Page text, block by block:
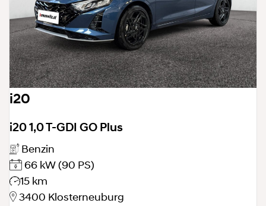
i20
i20 1,0 T-GDI GO Plus
Benzin
66 kW(90 PS)
15 km
3400 Klosterneuburg